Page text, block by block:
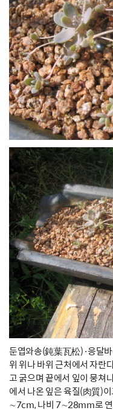
둔엽와송(鈍葉瓦松)·응달
위 위나 바위 근처에서 자란
고 굵으며 끝에서 잎이 뭉쳐
에서 나온 잎은 육질(肉質)
∼7cm, 나비 7∼28mm로 연